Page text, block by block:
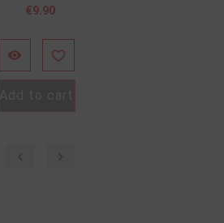
價
€9.90
 